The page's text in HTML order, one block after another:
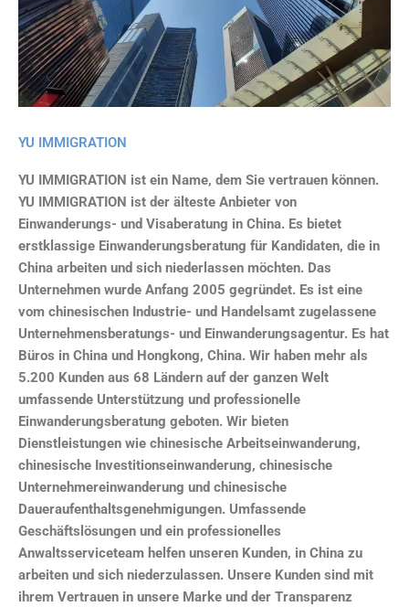
YU IMMIGRATION
YU IMMIGRATION ist ein Name, dem Sie vertrauen können.
YU IMMIGRATION ist der älteste Anbieter von
Einwanderungs- und Visaberatung in China. Es bietet
erstklassige Einwanderungsberatung für Kandidaten, die in
China arbeiten und sich niederlassen möchten. Das
Unternehmen wurde Anfang 2005 gegründet. Es ist eine
vom chinesischen Industrie- und Handelsamt zugelassene
Unternehmensberatungs- und Einwanderungsagentur. Es hat
Büros in China und Hongkong, China. Wir haben mehr als
5.200 Kunden aus 68 Ländern auf der ganzen Welt
umfassende Unterstützung und professionelle
Einwanderungsberatung geboten. Wir bieten
Dienstleistungen wie chinesische Arbeitseinwanderung,
chinesische Investitionseinwanderung, chinesische
Unternehmereinwanderung und chinesische
Daueraufenthaltsgenehmigungen. Umfassende
Geschäftslösungen und ein professionelles
Anwaltsserviceteam helfen unseren Kunden, in China zu
arbeiten und sich niederzulassen. Unsere Kunden sind mit
ihrem Vertrauen in unsere Marke und der Transparenz